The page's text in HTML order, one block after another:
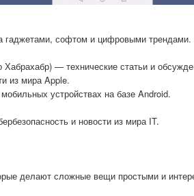
гаджетами, софтом и цифровыми трендами.
Хабрахабр) — технические статьи и
из мира Apple.
устройствах на базе Android.
и новости из мира IT.
делают сложные вещи простыми и